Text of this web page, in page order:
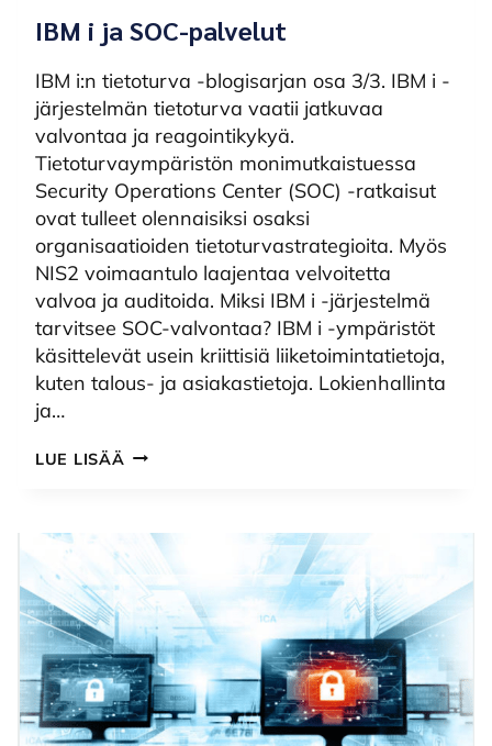
IBM i ja SOC-palvelut
IBM i:n tietoturva -blogisarjan osa 3/3. IBM i -
järjestelmän tietoturva vaatii jatkuvaa
valvontaa ja reagointikykyä.
Tietoturvaympäristön monimutkaistuessa
Security Operations Center (SOC) -ratkaisut
ovat tulleet olennaisiksi osaksi
organisaatioiden tietoturvastrategioita. Myös
NIS2 voimaantulo laajentaa velvoitetta
valvoa ja auditoida. Miksi IBM i -järjestelmä
tarvitsee SOC-valvontaa? IBM i -ympäristöt
käsittelevät usein kriittisiä liiketoimintatietoja,
kuten talous- ja asiakastietoja. Lokienhallinta
ja…
LUE LISÄÄ IBM
PALVELUT